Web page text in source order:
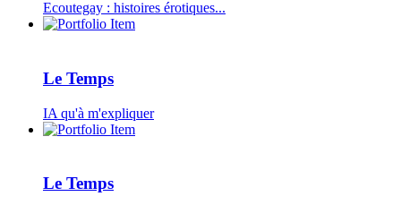
Ecoutegay : histoires érotiques...
Le Temps
IA qu'à m'expliquer
Le Temps